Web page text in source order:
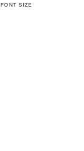
FONT SIZE